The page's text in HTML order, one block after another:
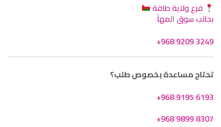
فرع ولاية طاقة
بجانب سوق المهآ
+968 9209 3249
تحتاج مساعدة بخصوص طلب؟
+968 9195 6193
+968 9899 8307